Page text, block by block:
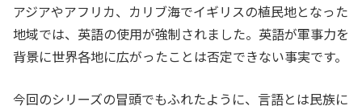
アジアやアフリカ、カリブ海でイギリスの植民地となった
地域では、英語の使用が強制されました。英語が軍事力を
背景に世界各地に広がったことは否定できない事実です。
今回のシリーズの冒頭でもふれたように、言語とは民族に